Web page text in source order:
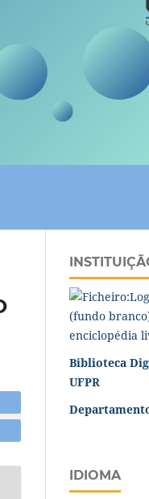
Biblioteca
UFPR
IDIOMA